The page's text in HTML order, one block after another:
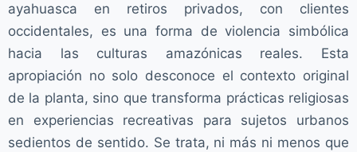
ayahuasca en retiros privados, con clientes
occidentales, es una forma de violencia simbólica
hacia las culturas amazónicas reales. Esta
apropiación no solo desconoce el contexto original
de la planta, sino que transforma prácticas religiosas
en experiencias recreativas para sujetos urbanos
sedientos de sentido. Se trata, ni más ni menos que